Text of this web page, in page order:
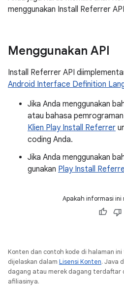
menggunakan Install Referrer
Menggunakan API
Install Referrer API
Android Interface Definition
Jika Anda menggunakan
atau bahasa
Klien Play Install Referrer
coding Anda.
Jika Anda menggunakan
gunakan Play Install
Apakah informasi ini
Konten dan contoh kode di halaman
dijelaskan dalam Lisensi Konten. Java
dagang atau merek dagang terdaftar
afiliasinya.